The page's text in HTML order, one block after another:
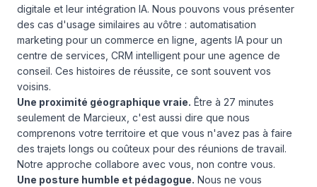
digitale et leur intégration IA. Nous pouvons vous présenter
des cas d'usage similaires au vôtre : automatisation
marketing pour un commerce en ligne, agents IA pour un
centre de services, CRM intelligent pour une agence de
conseil. Ces histoires de réussite, ce sont souvent vos
voisins.
Une proximité géographique vraie. Être à 27 minutes
seulement de Marcieux, c'est aussi dire que nous
comprenons votre territoire et que vous n'avez pas à faire
des trajets longs ou coûteux pour des réunions de travail.
Notre approche collabore avec vous, non contre vous.
Une posture humble et pédagogue. Nous ne vous